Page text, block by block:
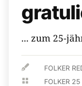
... zum 25-
 FOLKER
 FOLKER 25